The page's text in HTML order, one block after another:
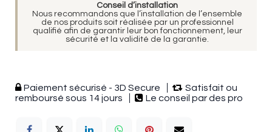
Conseil d’installation
Nous recommandons que l’installation de l’ensemble
de nos produits soit réalisée par un professionnel
qualifié afin de garantir leur bon fonctionnement, leur
sécurité et la validité de la garantie.
Paiement sécurisé - 3D Secure
Satisfait ou
remboursé sous 14 jours
Le conseil par des pro